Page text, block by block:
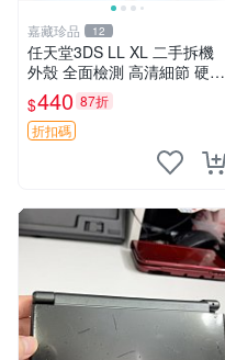
嘉藏珍品 12
任天堂3DS LL XL 二手拆機
外殼 全面檢測 高清細節 硬件
兼容 3dsllxl 拆解 外殼 軟硬體
配對
$440 87折
折扣碼